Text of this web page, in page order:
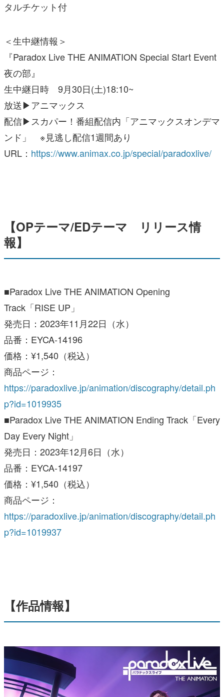
タルチケット付
＜生中継情報＞
『Paradox Live THE ANIMATION Special Start Event
夜の部』
生中継日時 9月30日(土)18:10~
放送▶アニマックス
配信▶スカパー！番組配信内「アニマックスオンデマ
ンド」 ※見逃し配信1週間あり
URL： https://www.animax.co.jp/special/paradoxlive/
【OPテーマ/EDテーマ リリース情
報】
■Paradox Live THE ANIMATION Opening
Track「RISE UP」
発売日：2023年11月22日（水）
品番：EYCA-14196
価格：¥1,540（税込）
商品ページ：
https://paradoxlive.jp/animation/discography/detail.ph
p?id=1019935
■Paradox Live THE ANIMATION Ending Track「Every
Day Every Night」
発売日：2023年12月6日（水）
品番：EYCA-14197
価格：¥1,540（税込）
商品ページ：
https://paradoxlive.jp/animation/discography/detail.ph
p?id=1019937
【作品情報】